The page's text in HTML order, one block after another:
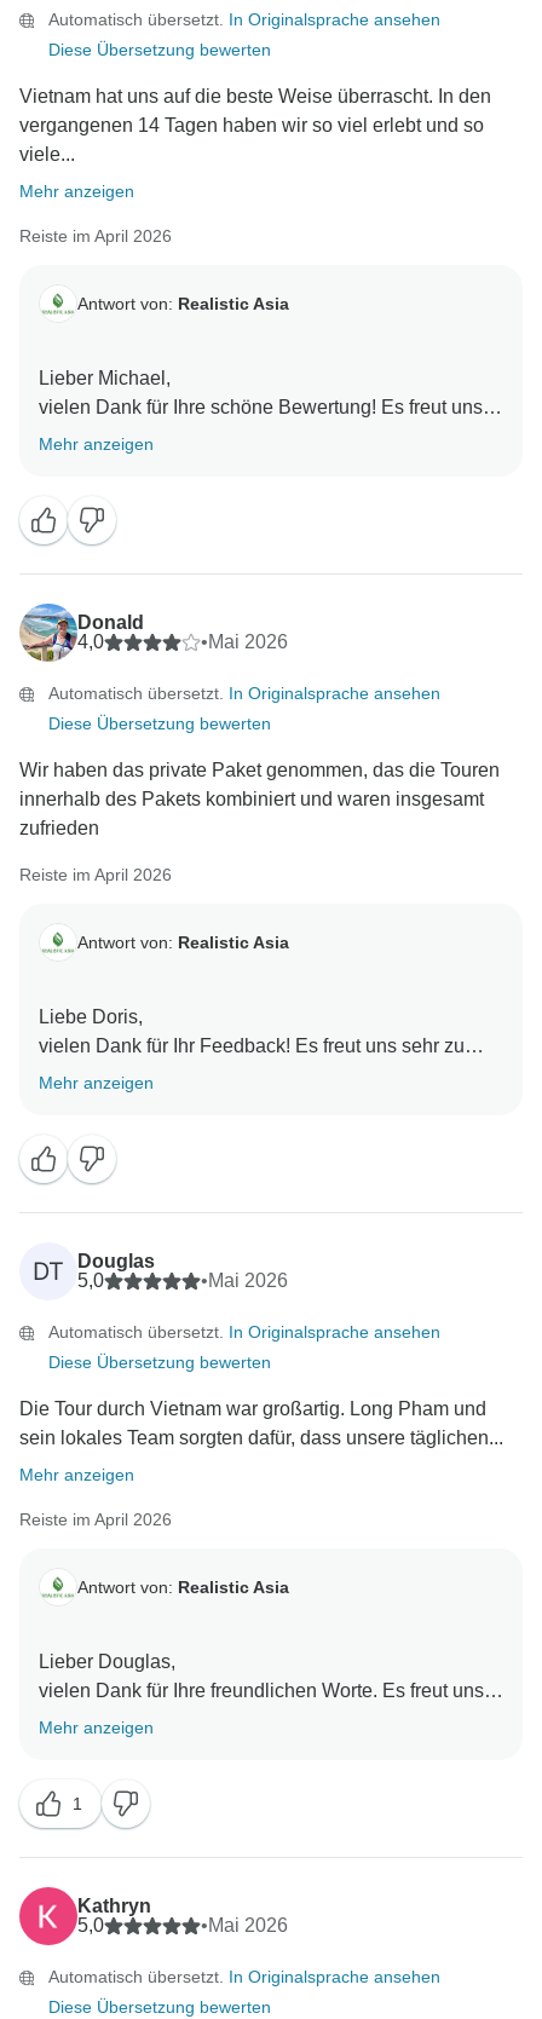
Automatisch übersetzt. In Originalsprache ansehen
Diese Übersetzung bewerten
Vietnam hat uns auf die beste Weise überrascht. In den
vergangenen 14 Tagen haben wir so viel erlebt und so
viele...
Mehr anzeigen
Reiste im April 2026
Antwort von: Realistic Asia
Lieber Michael,
vielen Dank für Ihre schöne Bewertung! Es freut uns
sehr zu hören, dass Vietnam Sie auf so wunderbare
Erinnerungen gefüllt war. Es war uns ein Vergnügen,
Teil Ihres Abenteuers zu sein, und wir hoffen, Sie in
Zukunft wieder bei uns begrüßen zu dürfen!
Mit freundlichen Grüßen,
Mehr anzeigen
Donald
4,0
•Mai 2026
Automatisch übersetzt. In Originalsprache ansehen
Diese Übersetzung bewerten
Wir haben das private Paket genommen, das die Touren
innerhalb des Pakets kombiniert und waren insgesamt
zufrieden
Reiste im April 2026
Antwort von: Realistic Asia
Liebe Doris,
vielen Dank für Ihr Feedback! Es freut uns sehr zu
hören, dass Sie mit Ihrem privaten Paket zufrieden
Vergnügen, Ihre Reise zu organisieren, und wir
wissen es sehr zu schätzen, dass Sie uns für Ihre
Vietnam-Erfahrung gewählt haben. Wir hoffen, Sie bei
einem weiteren denkwürdigen Abenteuer in
Südostasien wieder begrüßen zu dürfen!
Mehr anzeigen
DT
Douglas
5,0
•Mai 2026
Automatisch übersetzt. In Originalsprache ansehen
Diese Übersetzung bewerten
Die Tour durch Vietnam war großartig. Long Pham und
sein lokales Team sorgten dafür, dass unsere täglichen...
Mehr anzeigen
Reiste im April 2026
Antwort von: Realistic Asia
Lieber Douglas,
vielen Dank für Ihre freundlichen Worte. Es freut uns
sehr zu hören, dass Sie eine reibungslose und
Bemühungen einen positiven Unterschied während
Ihrer Reise gemacht haben. Auch Ihre Bemerkung
über das Wetter wissen wir sehr zu schätzen. Es war
uns ein Vergnügen, Sie bei uns zu haben, und wir
hoffen, Sie bei einem weiteren Abenteuer wieder
begrüßen zu dürfen.
Mit freundlichen Grüßen,
Mehr anzeigen
1
Kathryn
5,0
•Mai 2026
Automatisch übersetzt. In Originalsprache ansehen
Diese Übersetzung bewerten